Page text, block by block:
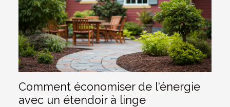
Comment économiser de l'énergie
avec un étendoir à linge